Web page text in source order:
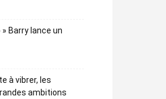
Barry lance un
à vibrer, les
ambitions